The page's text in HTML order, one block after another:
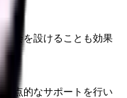
会を設けることも効果
点的なサポートを行い